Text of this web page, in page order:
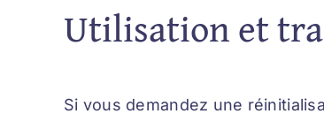
Utilisation et
Si vous demandez une